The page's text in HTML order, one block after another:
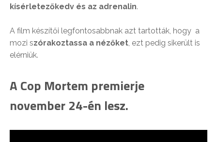
kísérletezőkedv és az adrenalin.
A film készítői legfontosabbnak azt tartották, hogy a
mozi szórakoztassa a nézőket, ezt pedig sikerült is
elérniük.
A Cop Mortem premierje
november 24-én lesz.